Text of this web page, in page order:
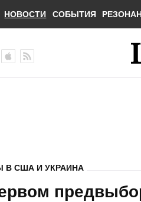
НОВОСТИ СОБЫТИЯ
В США И УКРАИНА